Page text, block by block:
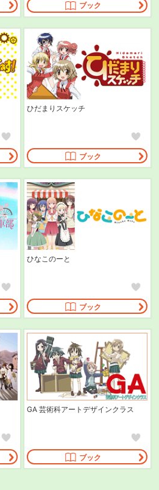
ブック
ひだまりスケッチ
ブック
ひなこのーと
ブック
GA 芸術科アートデザインクラス
ブック